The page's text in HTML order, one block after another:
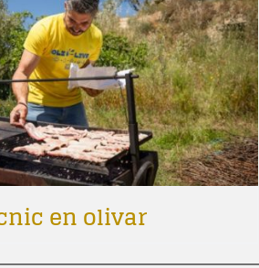
en olivar